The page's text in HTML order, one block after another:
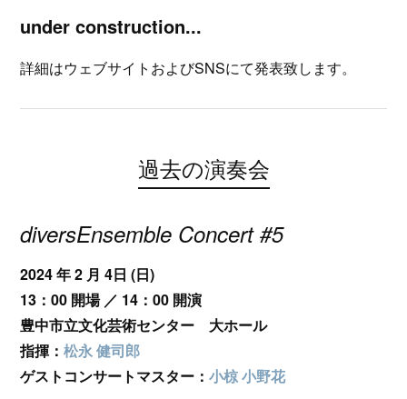
under construction...
詳細はウェブサイトおよびSNSにて発表致します。
過去の演奏会
diversEnsemble Concert #5
2024 年 2 月 4日 (日)
13：00 開場 ／ 14：00 開演
豊中市立文化芸術センター 大ホール
指揮：松永 健司郎
ゲストコンサートマスター：小椋 小野花